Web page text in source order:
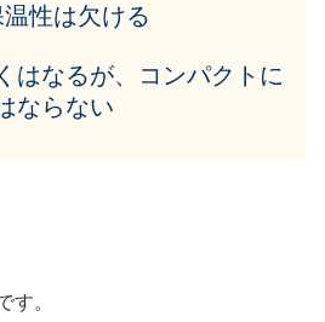
温性は欠ける
はなるが、コンパクトに
ならない
す。